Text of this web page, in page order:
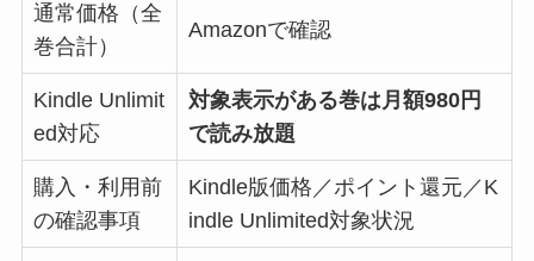
通常価格（全
巻合計）
Amazonで確認
Kindle Unlimit
ed対応
対象表示がある巻は月額980円
で読み放題
購入・利用前
の確認事項
Kindle版価格／ポイント還元／K
indle Unlimited対象状況